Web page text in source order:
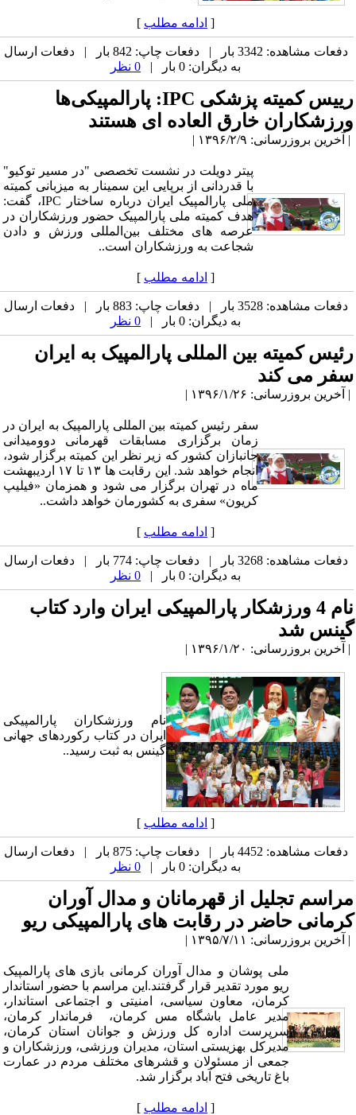
[ ادامه مطلب ]
دفعات مشاهده: 3342 بار | دفعات چاپ: 842 بار | دفعات ارسال
به دیگران: 0 بار |
0 نظر
رییس کمیته‌ پزشکی IPC: پارالمپیکی‌ها
ورزشکاران خارق العاده ای هستند
| آخرین بروزرسانی: ۱۳۹۶/۲/۹ |
پیتر دویلت در نشست تخصصی "در مسیر توکیو"
با قدردانی از برپایی این سمینار به میزبانی کمیته‌
ملی پارالمپیک ایران درباره ساختار IPC، گفت‌:
هدف کمیته‌ ملی پارالمپیک حضور ورزشکاران در
عرصه های مختلف بین‌المللی ورزش و دادن
شجاعت به ورزشکاران است..
[ ادامه مطلب ]
دفعات مشاهده: 3528 بار | دفعات چاپ: 883 بار | دفعات ارسال
به دیگران: 0 بار |
0 نظر
رئیس کمیته بین المللی پارالمپیک به ایران
سفر می کند
| آخرین بروزرسانی: ۱۳۹۶/۱/۲۶ |
سفر رئیس کمیته بین المللی پارالمپیک به ایران در
زمان برگزاری مسابقات قهرمانی دوومیدانی
جانبازان کشور که زیر نظر این کمیته برگزار شود،
انجام خواهد شد. این رقابت ها ۱۳ تا ۱۷ اردیبهشت
ماه در تهران برگزار می شود و همزمان «فیلیپ
کریون» سفری به کشورمان خواهد داشت..
[ ادامه مطلب ]
دفعات مشاهده: 3268 بار | دفعات چاپ: 774 بار | دفعات ارسال
به دیگران: 0 بار |
0 نظر
نام 4 ورزشکار پارالمپیکی ایران وارد کتاب
گینس شد
| آخرین بروزرسانی: ۱۳۹۶/۱/۲۰ |
نام ورزشکاران پارالمپیکی
ایران در کتاب رکوردهای جهانی
گینس به ثبت رسید..
[ ادامه مطلب ]
دفعات مشاهده: 4452 بار | دفعات چاپ: 875 بار | دفعات ارسال
به دیگران: 0 بار |
0 نظر
مراسم تجلیل از قهرمانان و مدال آوران
کرمانی حاضر در رقابت های پارالمپیکی ریو
| آخرین بروزرسانی: ۱۳۹۵/۷/۱۱ |
ملی پوشان و مدال آوران کرمانی بازی های پارالمپیک
ریو مورد تقدیر قرار گرفتند.این مراسم با حضور استاندار
کرمان، معاون سیاسی، امنیتی و اجتماعی استاندار،
مدیر عامل باشگاه مس کرمان، فرماندار کرمان،
سرپرست اداره کل ورزش و جوانان استان کرمان،
مدیرکل بهزیستی استان، مدیران ورزشی، ورزشکاران و
جمعی از مسئولان و قشرهای مختلف مردم در عمارت
باغ تاریخی فتح آباد برگزار شد.
[ ادامه مطلب ]